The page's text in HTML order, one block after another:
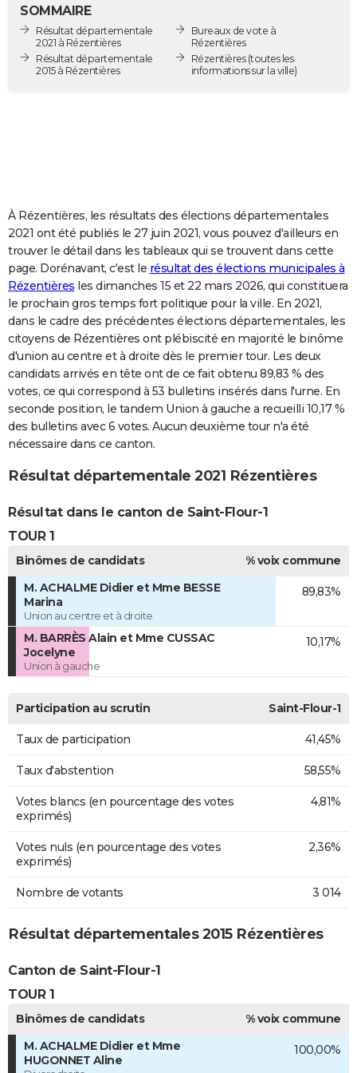
Destinations
City break
Voyage nature
Voyage de noces
Forum
Climat
GUIDES D'ACHAT
COPAINS D'AVANT
Service militaire
Avis de recherche
AVIS DE DÉCÈS
FORUM
Bricolage
Lifestyle
Culture
Sport
Auto
Television
Voyage
Cinema
SOMMAIRE
Résultat départementale
2021 à Rézentières
Résultat départementale
2015 à Rézentières
Bureaux de vote à
Rézentières
Rézentières(toutes les
informations sur la ville)
À Rézentières, les résultats des élections départementales
2021 ont été publiés le 27 juin 2021, vous pouvez d'ailleurs en
trouver le détail dans les tableaux qui se trouvent dans cette
page. Dorénavant, c'est le résultat des élections municipales à
Rézentières les dimanches 15 et 22 mars 2026, qui constituera
le prochain gros temps fort politique pour la ville. En 2021,
dans le cadre des précédentes élections départementales, les
citoyens de Rézentières ont plébiscité en majorité le binôme
d'union au centre et à droite dès le premier tour. Les deux
candidats arrivés en tête ont de ce fait obtenu 89,83 % des
votes, ce qui correspond à 53 bulletins insérés dans l'urne. En
seconde position, le tandem Union à gauche a recueilli 10,17 %
des bulletins avec 6 votes. Aucun deuxième tour n'a été
nécessaire dans ce canton.
Résultat départementale 2021 Rézentières
Résultat dans le canton de Saint-Flour-1
TOUR 1
Binômes de candidats
% voix commune
M. ACHALME Didier et Mme BESSE
Marina
Union au centre et à droite
89,83%
M. BARRÈS Alain et Mme CUSSAC
Jocelyne
Union à gauche
10,17%
Participation au scrutin Saint-Flour-1
Taux de participation 41,45%
Taux d'abstention 58,55%
Votes blancs (en pourcentage des votes
exprimés)
4,81%
Votes nuls (en pourcentage des votes
exprimés)
2,36%
Nombre de votants 3 014
Résultat départementales 2015 Rézentières
Canton de Saint-Flour-1
TOUR 1
Binômes de candidats
% voix commune
M. ACHALME Didier et Mme
HUGONNET Aline
100,00%